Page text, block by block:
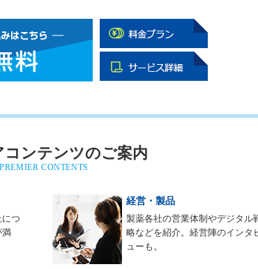
コンテンツのご案内
PREMIER CONTENTS
つ
満
経営・製品
製薬各社の営業体制やデジタル
略などを紹介。経営陣のインタ
ューも。